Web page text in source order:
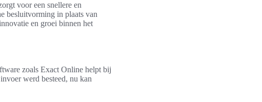
voor een snellere en
besluitvorming in plaats van
en groei binnen het
zoals Exact Online helpt bij
werd besteed, nu kan